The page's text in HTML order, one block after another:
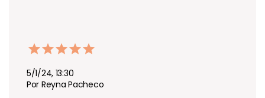
5/1/24, 13:30
Por Reyna Pacheco